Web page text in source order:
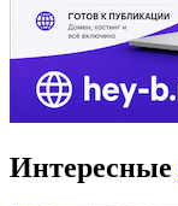
Интересные